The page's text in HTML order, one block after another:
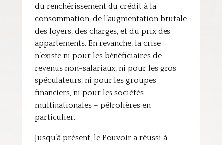
du renchérissement du crédit à la
consommation, de l’augmentation brutale
des loyers, des charges, et du prix des
appartements. En revanche, la crise
n’existe ni pour les bénéficiaires de
revenus non-salariaux, ni pour les gros
spéculateurs, ni pour les groupes
financiers, ni pour les sociétés
multinationales – pétrolières en
particulier.
Jusqu’à présent, le Pouvoir a réussi à